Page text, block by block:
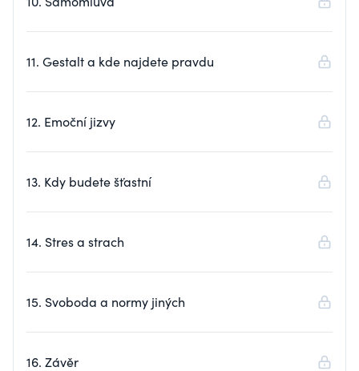
11. Gestalt a kde najdete pravdu
12. Emoční jizvy
13. Kdy budete šťastní
14. Stres a strach
15. Svoboda a normy jiných
16. Závěr